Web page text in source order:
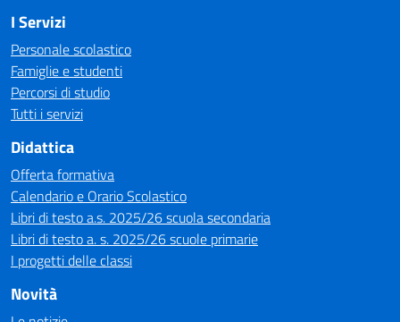
I Servizi
Personale scolastico
Famiglie e studenti
Percorsi di studio
Tutti i servizi
Didattica
Offerta formativa
Calendario e Orario Scolastico
Libri di testo a.s. 2025/26 scuola secondaria
Libri di testo a. s. 2025/26 scuole primarie
I progetti delle classi
Novità